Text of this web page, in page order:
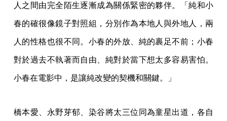
人之間由完全陌生逐漸成為關係緊密的夥伴。「純和小
春的確很像鏡子對照組，分別作為本地人與外地人，兩
人的性格也很不同。小春的外放、純的裹足不前；小春
對於過去不執著而自由、純對於當下想太多容易害怕。
小春在電影中，是讓純改變的契機和關鍵。」
橋本愛、永野芽郁、染谷將太三位同為童星出道，各自